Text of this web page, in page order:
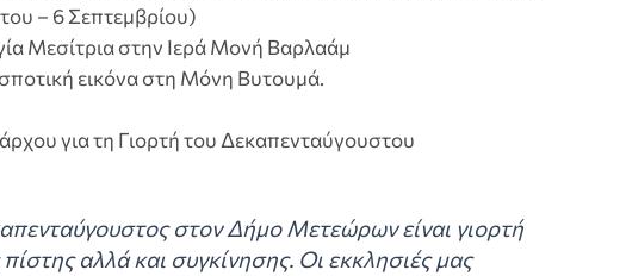
– 6 Σεπτεμβρίου)
Μεσίτρια στην Ιερά Μονή Βαρλαάμ
εικόνα στη Mόνη Βυτουμά.
για τη Γιορτή του Δεκαπενταύγουστου
στον Δήμο Μετεώρων είναι γιορτή
αλλά και συγκίνησης. Οι εκκλησιές μας